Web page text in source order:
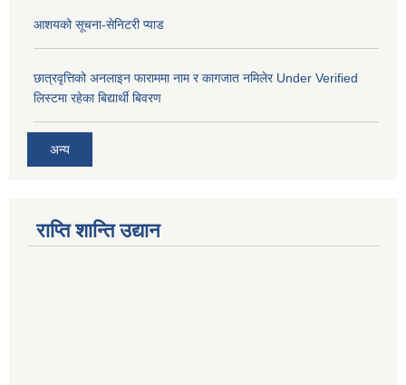
आशयको सूचना-सेनिटरी प्याड
छात्रवृत्तिको अनलाइन फाराममा नाम र कागजात नमिलेर Under Verified
लिस्टमा रहेका बिद्यार्थी बिवरण
अन्य
राप्ति शान्ति उद्यान